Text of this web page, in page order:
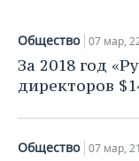
ХОККЕЙ С
ПРОИСШЕСТВИЯ
Общество 07 мар,
За 2018 год
директоров
Общество 07 мар,